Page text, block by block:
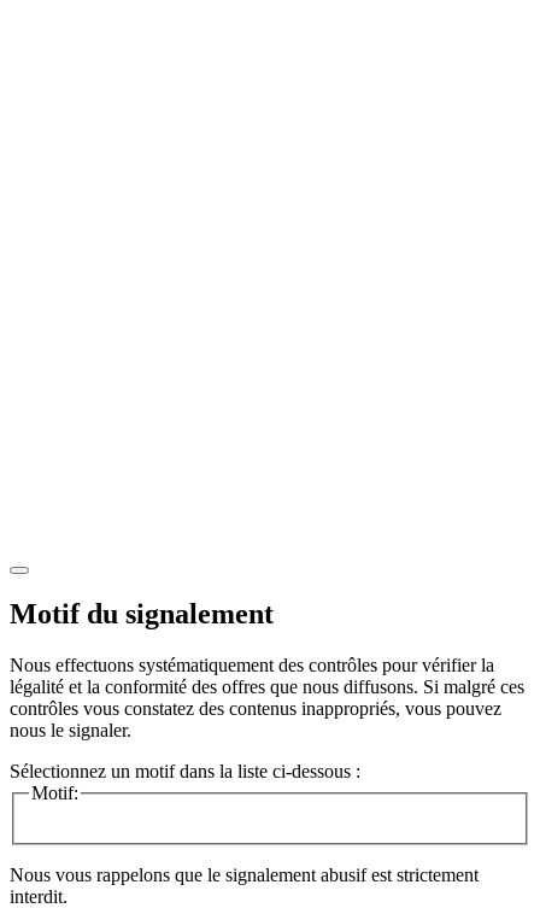
Motif du signalement
Nous effectuons systématiquement des contrôles pour vérifier la
légalité et la conformité des offres que nous diffusons. Si malgré ces
contrôles vous constatez des contenus inappropriés, vous pouvez
nous le signaler.
Sélectionnez un motif dans la liste ci-dessous :
Motif:
Nous vous rappelons que le signalement abusif est strictement
interdit.